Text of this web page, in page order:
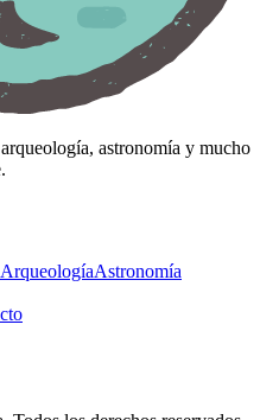
astronomía y mucho
ArqueologíaAstronomía